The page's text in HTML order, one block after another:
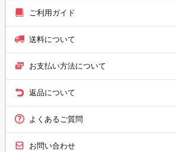
ご利用ガイド
送料について
お支払い方法について
返品について
よくあるご質問
お問い合わせ